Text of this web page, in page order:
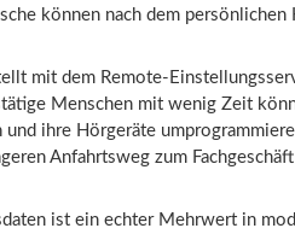
können nach dem
mit dem Remote-
Menschen mit wenig Zeit
ihre Hörgeräte
Anfahrtsweg zum
ist ein echter Mehrwert in